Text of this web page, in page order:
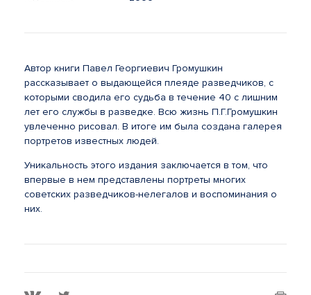
Автор книги Павел Георгиевич Громушкин
рассказывает о выдающейся плеяде разведчиков, с
которыми сводила его судьба в течение 40 с лишним
лет его службы в разведке. Всю жизнь П.Г.Громушкин
увлеченно рисовал. В итоге им была создана галерея
портретов известных людей.
Уникальность этого издания заключается в том, что
впервые в нем представлены портреты многих
советских разведчиков-нелегалов и воспоминания о
них.